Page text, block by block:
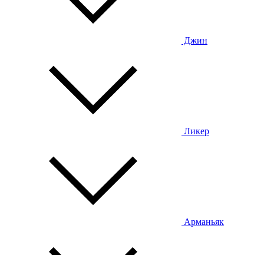
Джин
Ликер
Арманьяк